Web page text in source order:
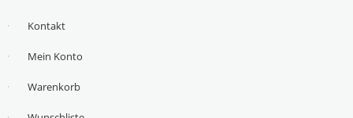
Kontakt
Mein Konto
Warenkorb